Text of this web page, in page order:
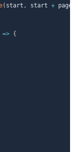
( start , start +
=> {